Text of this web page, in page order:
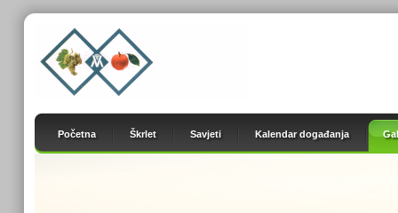
Početna Škrlet Savjeti Kalendar događanja